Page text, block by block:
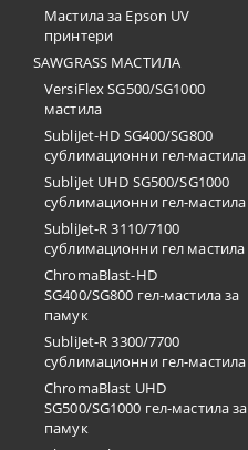
Мастила за Epson UV
принтери
SAWGRASS МАСТИЛА
VersiFlex SG500/SG1000
мастила
SubliJet-HD SG400/SG800
сублимационни гел-мастила
SubliJet UHD SG500/SG1000
сублимационни гел-мастила
SubliJet-R 3110/7100
сублимационни гел мастила
ChromaBlast-HD
SG400/SG800 гел-мастила за
памук
SubliJet-R 3300/7700
сублимационни гел-мастила
ChromaBlast UHD
SG500/SG1000 гел-мастила за
памук